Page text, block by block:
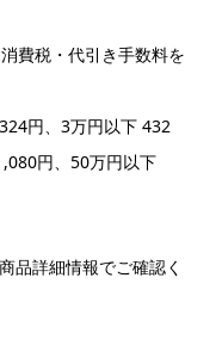
費税・代引き手数料を
円、3万円以下 432
円、50万円以下
品詳細情報でご確認く